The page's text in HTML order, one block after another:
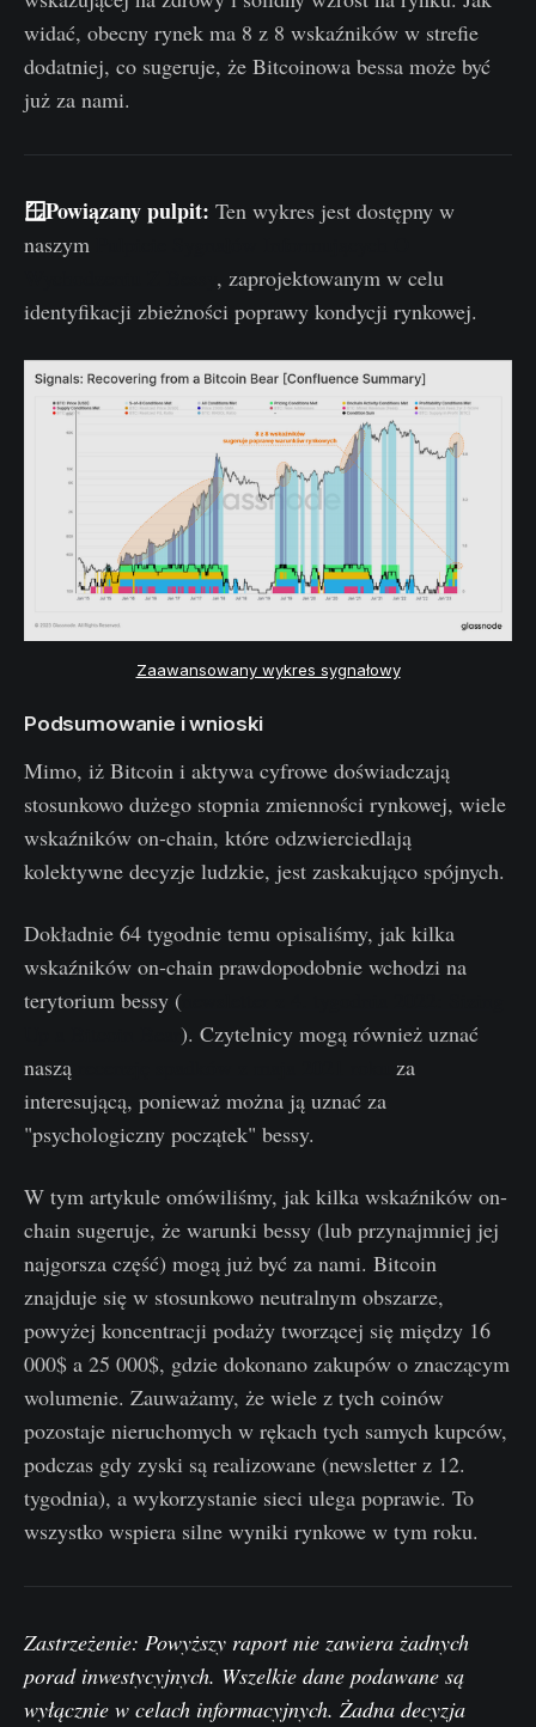
widać, obecny rynek ma 8 z 8 wskaźników w strefie
dodatniej, co sugeruje, że Bitcoinowa bessa może być
już za nami.
🪟Powiązany pulpit: Ten wykres jest dostępny w
naszym
, zaprojektowanym w celu
identyfikacji zbieżności poprawy kondycji rynkowej.
Zaawansowany wykres sygnałowy
Podsumowanie i wnioski
Mimo, iż Bitcoin i aktywa cyfrowe doświadczają
stosunkowo dużego stopnia zmienności rynkowej, wiele
wskaźników on-chain, które odzwierciedlają
kolektywne decyzje ludzkie, jest zaskakująco spójnych.
Dokładnie 64 tygodnie temu opisaliśmy, jak kilka
wskaźników on-chain prawdopodobnie wchodzi na
terytorium bessy (
). Czytelnicy mogą również uznać
naszą
za
interesującą, ponieważ można ją uznać za
"psychologiczny początek" bessy.
W tym artykule omówiliśmy, jak kilka wskaźników on-
chain sugeruje, że warunki bessy (lub przynajmniej jej
najgorsza część) mogą już być za nami. Bitcoin
znajduje się w stosunkowo neutralnym obszarze,
powyżej koncentracji podaży tworzącej się między 16
000$ a 25 000$, gdzie dokonano zakupów o znaczącym
wolumenie. Zauważamy, że wiele z tych coinów
pozostaje nieruchomych w rękach tych samych kupców,
podczas gdy zyski są realizowane (newsletter z 12.
tygodnia), a wykorzystanie sieci ulega poprawie. To
wszystko wspiera silne wyniki rynkowe w tym roku.
Zastrzeżenie: Powyższy raport nie zawiera żadnych
porad inwestycyjnych. Wszelkie dane podawane są
wyłącznie w celach informacyjnych. Żadna decyzja